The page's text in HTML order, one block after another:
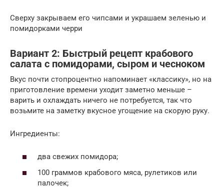
Сверху закрываем его чипсами и украшаем зеленью и
помидорками черри
Вариант 2: Быстрый рецепт крабового
салата с помидорами, сыром и чесноком
Вкус почти стопроцентно напоминает «классику», но на
приготовление времени уходит заметно меньше –
варить и охлаждать ничего не потребуется, так что
возьмите на заметку вкусное угощение на скорую руку.
Ингредиенты:
два свежих помидора;
100 граммов крабового мяса, рулетиков или
палочек;